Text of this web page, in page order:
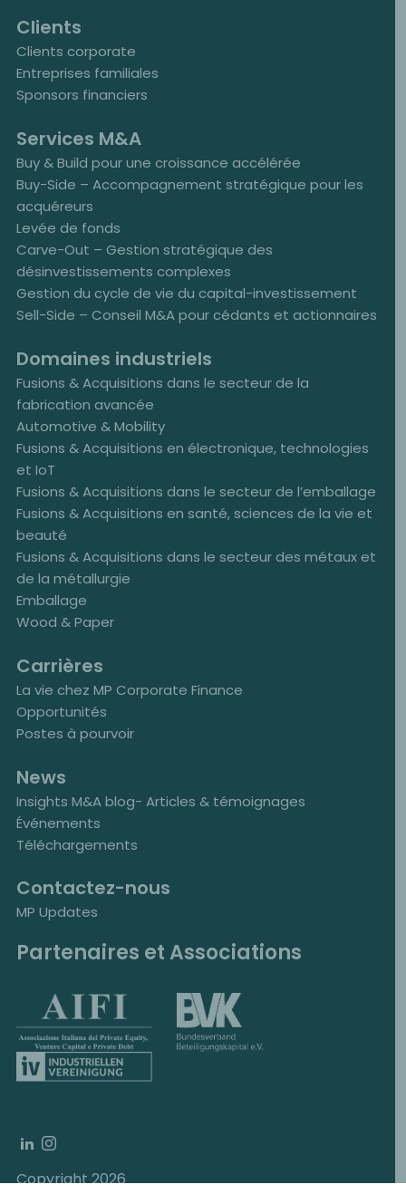
Clients
Clients corporate
Entreprises familiales
Sponsors financiers
Services M&A
Buy & Build pour une croissance accélérée
Buy-Side – Accompagnement stratégique pour les
acquéreurs
Levée de fonds
Carve-Out – Gestion stratégique des
désinvestissements complexes
Gestion du cycle de vie du capital-investissement
Sell-Side – Conseil M&A pour cédants et actionnaires
Domaines industriels
Fusions & Acquisitions dans le secteur de la
fabrication avancée
Automotive & Mobility
Fusions & Acquisitions en électronique, technologies
et IoT
Fusions & Acquisitions dans le secteur de l’emballage
Fusions & Acquisitions en santé, sciences de la vie et
beauté
Fusions & Acquisitions dans le secteur des métaux et
de la métallurgie
Emballage
Wood & Paper
Carrières
La vie chez MP Corporate Finance
Opportunités
Postes à pourvoir
News
Insights M&A blog- Articles & témoignages
Événements
Téléchargements
Contactez-nous
MP Updates
Partenaires et Associations
Copyright 2026